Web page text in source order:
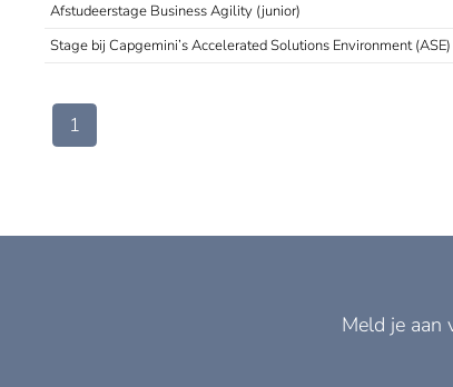
Afstudeerstage Business Agility (junior)
Stage bij Capgemini’s Accelerated Solutions Environment (ASE)
1
Meld je aan